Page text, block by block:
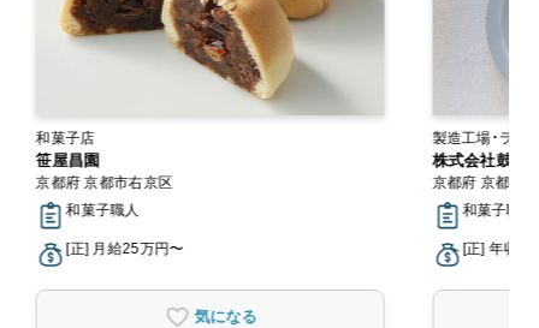
和菓子店
笹屋昌園
京都府 京都市右京区
和菓子職人
[正] 月給25万円〜
気になる
株式会社鼓月
京都府 京都市
和菓子職人
[正] 年収